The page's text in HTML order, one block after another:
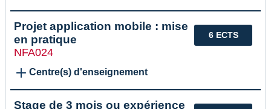
6 ECTS
Projet application mobile : mise
en pratique
NFA024
Centre(s) d'enseignement
Stage de 3 mois ou expérience